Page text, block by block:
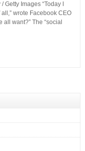
Images “Today I
wrote Facebook CEO
want?” The “social